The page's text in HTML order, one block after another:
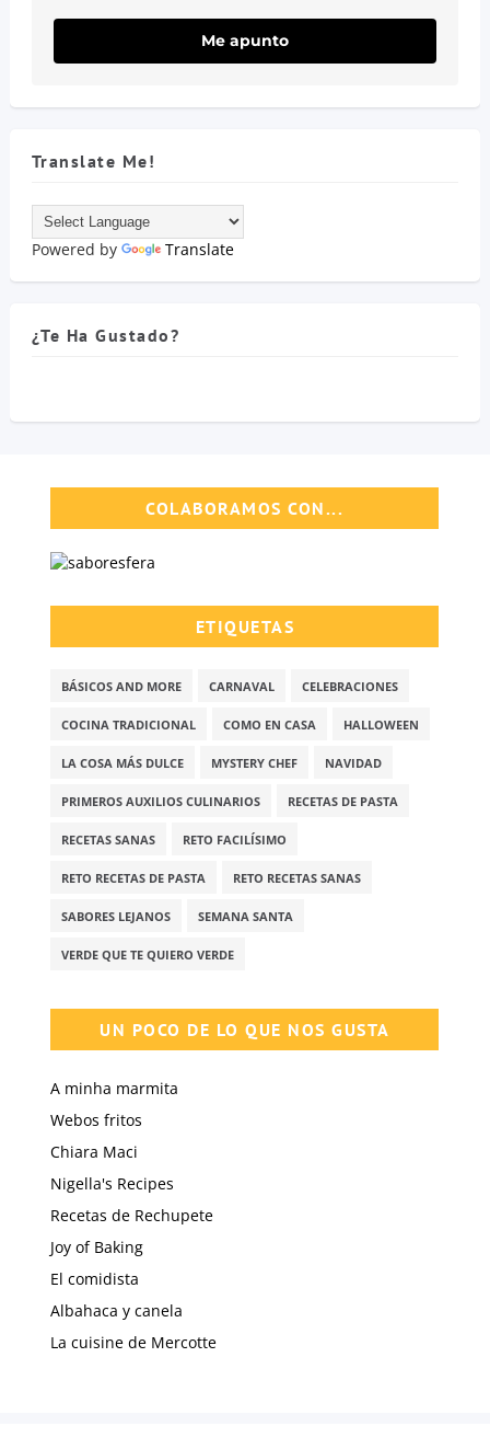
Me apunto
Translate Me!
Powered by Translate
¿Te Ha Gustado?
COLABORAMOS CON...
ETIQUETAS
BÁSICOS AND MORE CARNAVAL CELEBRACIONES
COCINA TRADICIONAL COMO EN CASA HALLOWEEN
LA COSA MÁS DULCE MYSTERY CHEF NAVIDAD
PRIMEROS AUXILIOS CULINARIOS RECETAS DE PASTA
RECETAS SANAS RETO FACILÍSIMO
RETO RECETAS DE PASTA RETO RECETAS SANAS
SABORES LEJANOS SEMANA SANTA
VERDE QUE TE QUIERO VERDE
UN POCO DE LO QUE NOS GUSTA
A minha marmita
Webos fritos
Chiara Maci
Nigella's Recipes
Recetas de Rechupete
Joy of Baking
El comidista
Albahaca y canela
La cuisine de Mercotte